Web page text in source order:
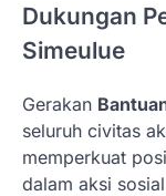
Dukungan
Simeulue
Gerakan
seluruh civitas
memperkuat
dalam aksi